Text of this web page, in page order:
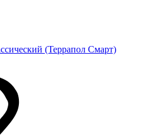
(Террапол Смарт)